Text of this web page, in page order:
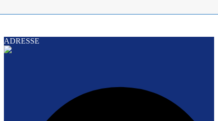
ADRESSE